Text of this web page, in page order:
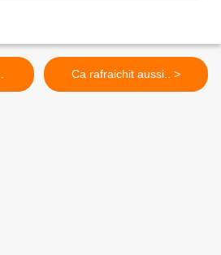
Ca rafraichit aussi.. >